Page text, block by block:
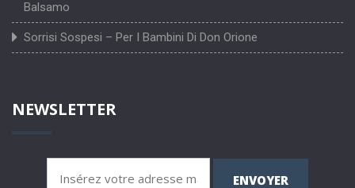
Balsamo
Sorrisi Sospesi – Per I Bambini Di Don Orione
NEWSLETTER
ENVOYER